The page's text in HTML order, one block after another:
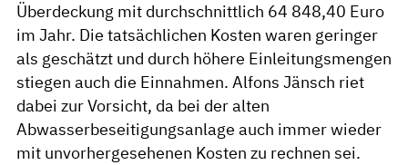
Überdeckung mit durchschnittlich 64 848,40 Euro
im Jahr. Die tatsächlichen Kosten waren geringer
als geschätzt und durch höhere Einleitungsmengen
stiegen auch die Einnahmen. Alfons Jänsch riet
dabei zur Vorsicht, da bei der alten
Abwasserbeseitigungsanlage auch immer wieder
mit unvorhergesehenen Kosten zu rechnen sei.